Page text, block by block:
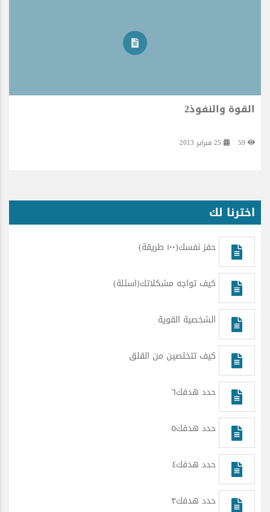
القوة والنفوذ2
اخترنا لك
حفز نفسك(١٠٠ طريقة)
كيف تواجه مشكلاتك(اسئلة)
الشخصية القوية
كيف تتخلصين من القلق
حدد هدفك٦
حدد هدفك٥
حدد هدفك٤
حدد هدفك٣